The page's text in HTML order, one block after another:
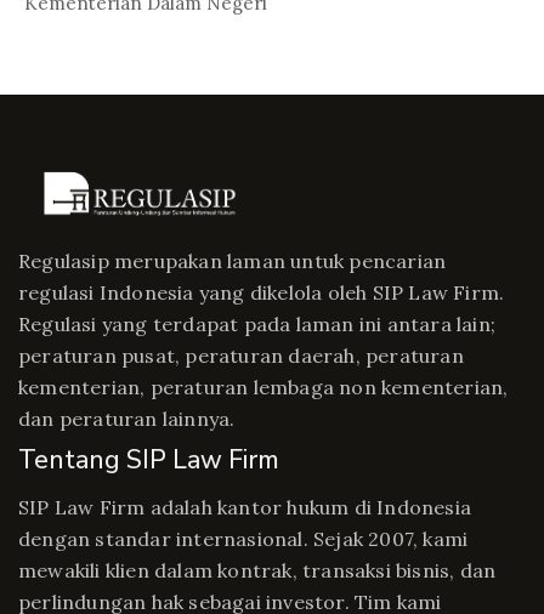
Regulasip merupakan laman untuk pencarian
regulasi Indonesia yang dikelola oleh SIP Law Firm.
Regulasi yang terdapat pada laman ini antara lain;
peraturan pusat, peraturan daerah, peraturan
kementerian, peraturan lembaga non kementerian,
dan peraturan lainnya.
Tentang SIP Law Firm
SIP Law Firm adalah kantor hukum di Indonesia
dengan standar internasional. Sejak 2007, kami
mewakili klien dalam kontrak, transaksi bisnis, dan
perlindungan hak sebagai investor. Tim kami